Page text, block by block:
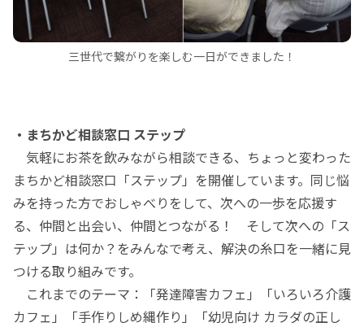
三世代で繋がりを楽しむ一日ができました！
・まちかど相談窓口 ステップ
気軽にお茶を飲みながら相談できる、ちょっと変わった
まちかど相談窓口「ステップ」を開催しています。同じ悩
みを持った方でおしゃべりをして、次への一歩を応援す
る、仲間と出会い、仲間とつながる！ そして次への「ス
テップ」は何か？をみんなで考え、解決の糸口を一緒に見
つける取り組みです。
これまでのテーマ：「発達障害カフェ」「いろいろ介護
カフェ」「手作りしめ縄作り」「幼児向け カラダの正し